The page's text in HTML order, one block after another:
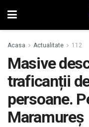
Acasa Actualitate 112
Masive
traficanții
persoane.
Maramureş